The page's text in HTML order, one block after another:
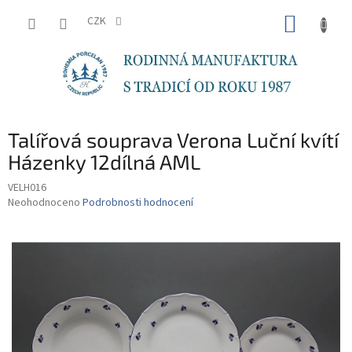
CZK
Talířová souprava Verona Luční kvítí
Házenky 12dílná AML
VELH016
Průměrné
je
hvězdiček.
Neohodnoceno Podrobnosti hodnocení